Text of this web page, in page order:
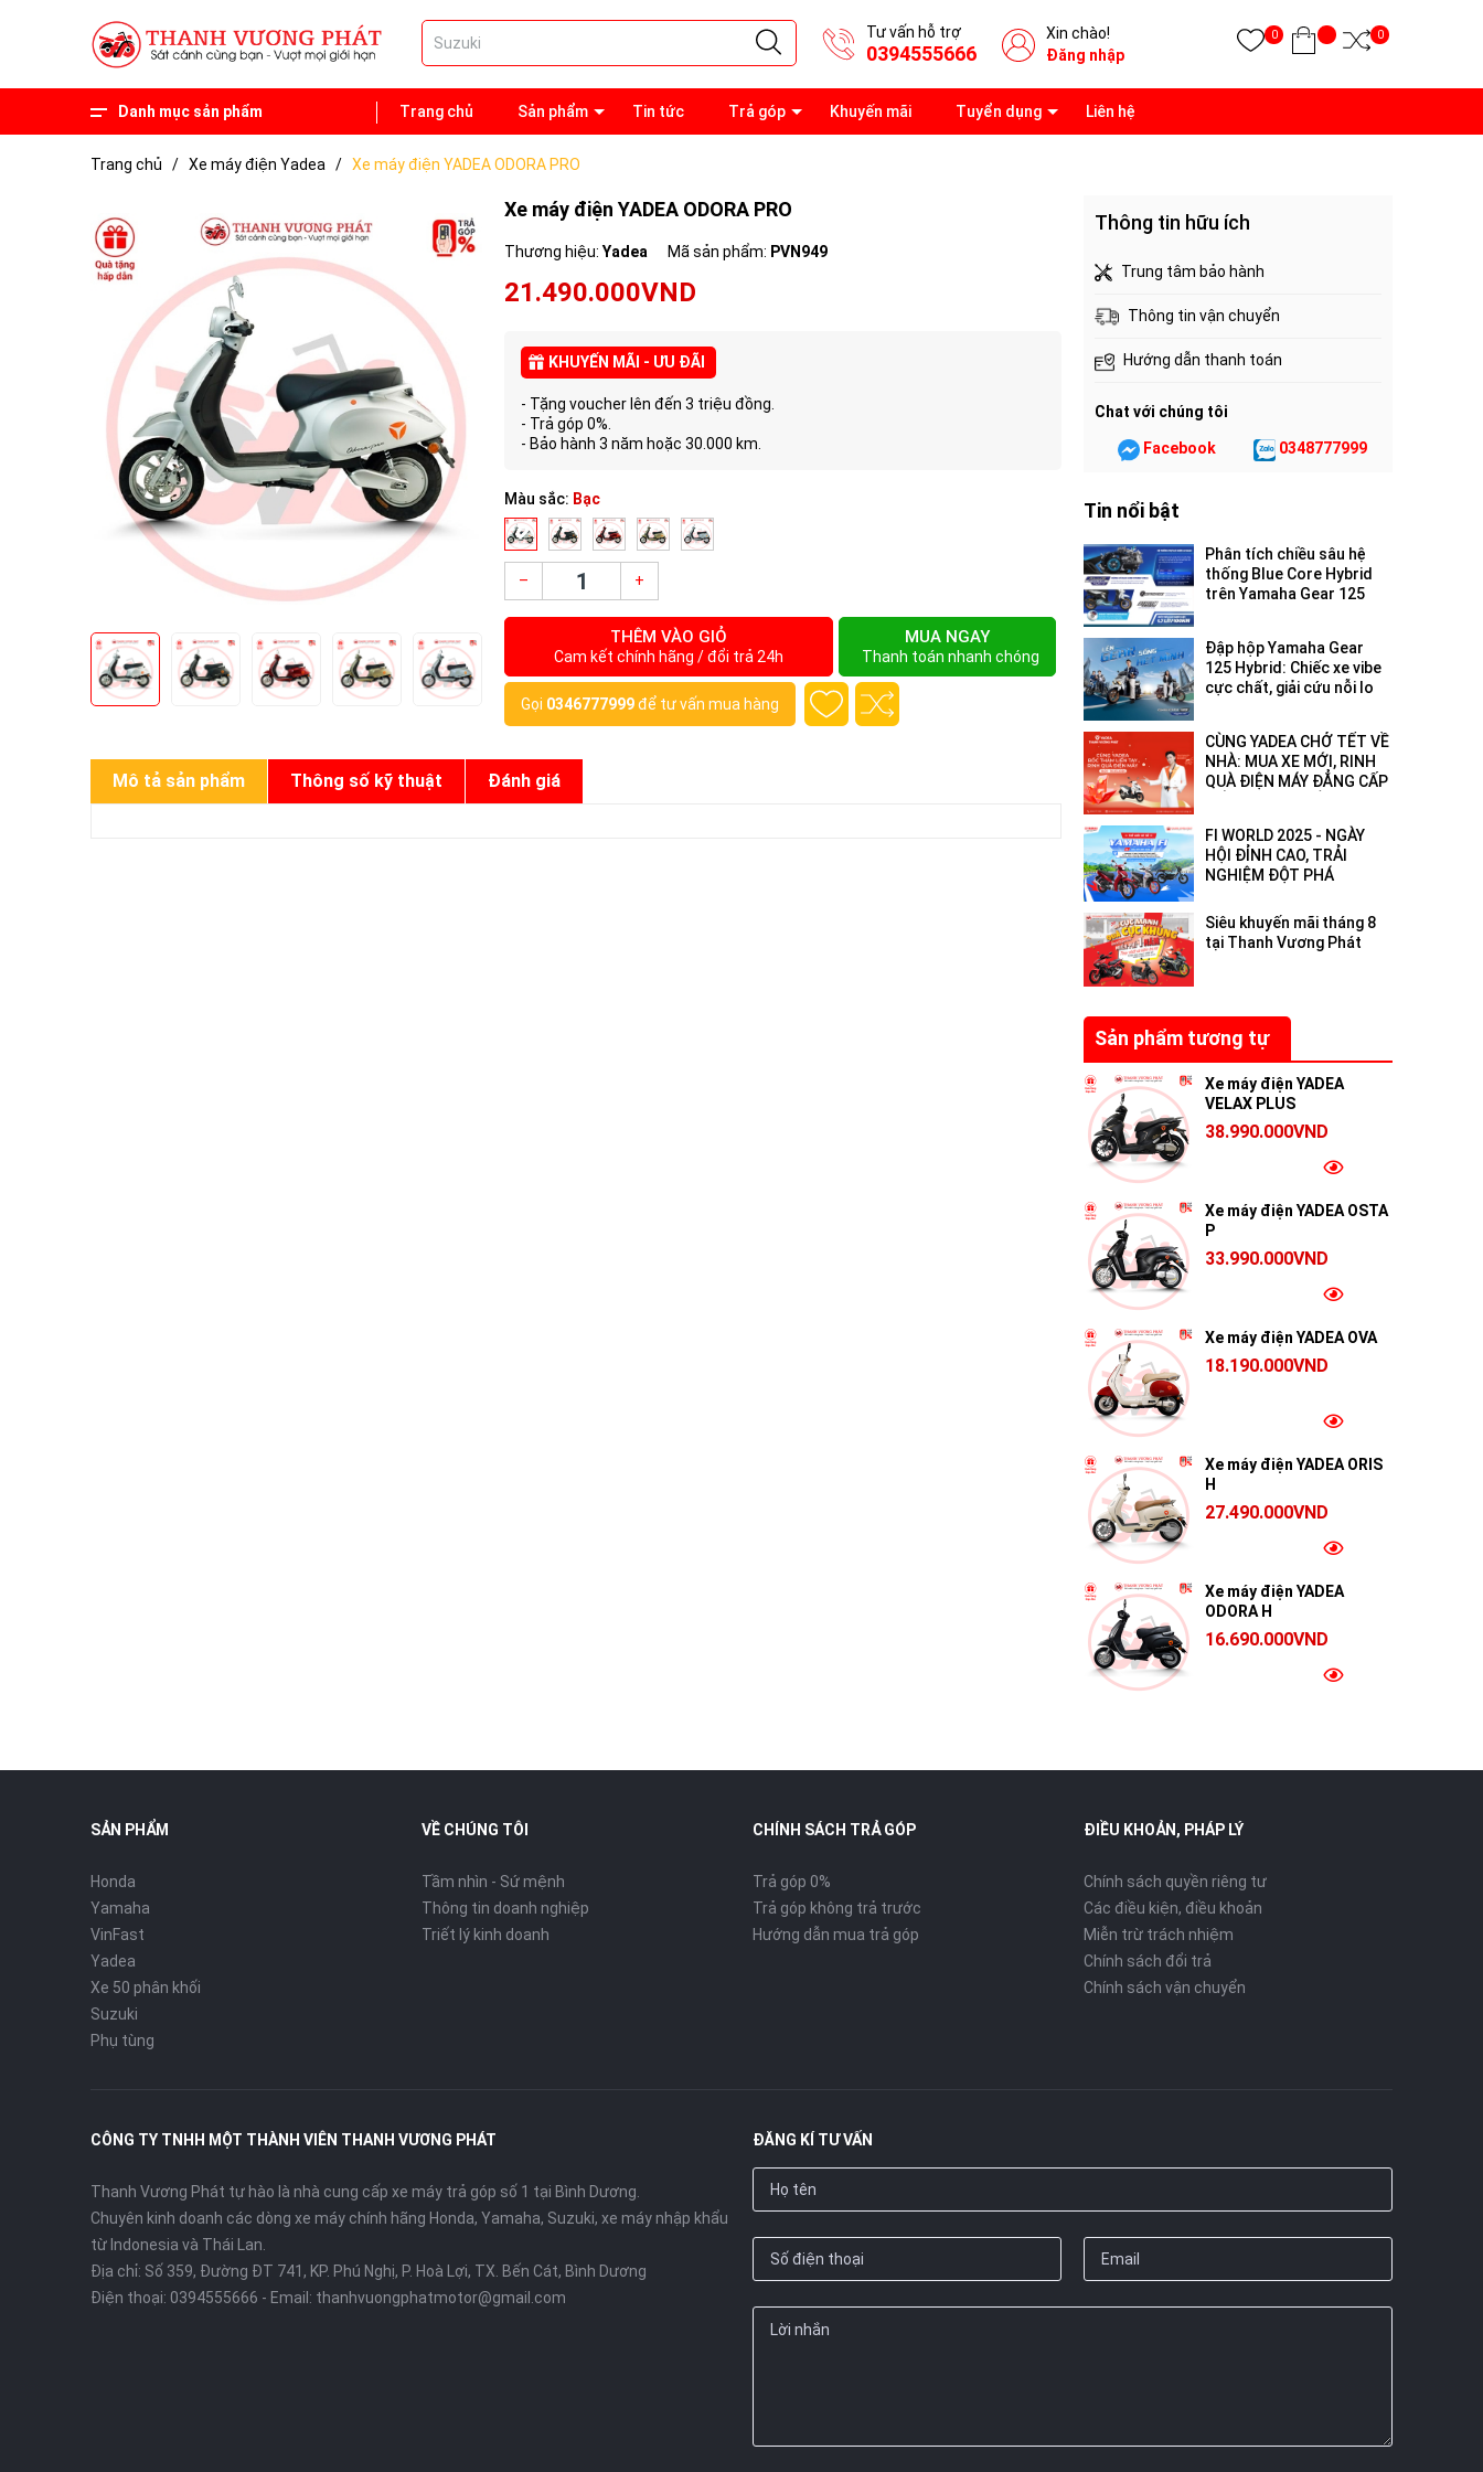
Tư vấn hỗ trợ
0394555666
Xin chào!
Đăng nhập
0 0
Danh mục sản phẩm Trang chủ Sản phẩm Tin tức Trả góp Khuyến mãi Tuyển dụng Liên hệ
Trang chủ / Xe máy điện Yadea / Xe máy điện YADEA ODORA PRO
Xe máy điện YADEA ODORA PRO
Thương hiệu: Yadea Mã sản phẩm: PVN949
21.490.000VND
KHUYẾN MÃI - ƯU ĐÃI
- Tặng voucher lên đến 3 triệu đồng.
- Trả góp 0%.
- Bảo hành 3 năm hoặc 30.000 km.
Màu sắc: Bạc
– +
THÊM VÀO GIỎ
Cam kết chính hãng / đổi trả 24h
MUA NGAY
Thanh toán nhanh chóng
Gọi 0346777999để tư vấn mua hàng
Mô tả sản phẩm Thông số kỹ thuật Đánh giá
Thông tin hữu ích
Trung tâm bảo hành
Thông tin vận chuyển
Hướng dẫn thanh toán
Chat với chúng tôi
Facebook 0348777999
Tin nổi bật
Phân tích chiều sâu hệ
thống Blue Core Hybrid
trên Yamaha Gear 125
Đập hộp Yamaha Gear
125 Hybrid: Chiếc xe vibe
cực chất, giải cứu nỗi lo
CÙNG YADEA CHỞ TẾT VỀ
NHÀ: MUA XE MỚI, RINH
QUÀ ĐIỆN MÁY ĐẲNG CẤP
FI WORLD 2025 - NGÀY
HỘI ĐỈNH CAO, TRẢI
NGHIỆM ĐỘT PHÁ
Siêu khuyến mãi tháng 8
tại Thanh Vương Phát
Sản phẩm tương tự
Xe máy điện YADEA
VELAX PLUS
38.990.000VND
Xe máy điện YADEA OSTA
P
33.990.000VND
Xe máy điện YADEA OVA
18.190.000VND
Xe máy điện YADEA ORIS
H
27.490.000VND
Xe máy điện YADEA
ODORA H
16.690.000VND
SẢN PHẨM
Honda
Yamaha
VinFast
Yadea
Xe 50 phân khối
Suzuki
Phụ tùng
VỀ CHÚNG TÔI
Tầm nhìn - Sứ mệnh
Thông tin doanh nghiệp
Triết lý kinh doanh
CHÍNH SÁCH TRẢ GÓP
Trả góp 0%
Trả góp không trả trước
Hướng dẫn mua trả góp
ĐIỀU KHOẢN, PHÁP LÝ
Chính sách quyền riêng tư
Các điều kiện, điều khoản
Miễn trừ trách nhiệm
Chính sách đổi trả
Chính sách vận chuyển
CÔNG TY TNHH MỘT THÀNH VIÊN THANH VƯƠNG PHÁT
Thanh Vương Phát tự hào là nhà cung cấp xe máy trả góp số 1 tại Bình Dương.
Chuyên kinh doanh các dòng xe máy chính hãng Honda, Yamaha, Suzuki, xe máy nhập khẩu
từ Indonesia và Thái Lan.
Địa chỉ: Số 359, Đường ĐT 741, KP. Phú Nghị, P. Hoà Lợi, TX. Bến Cát, Bình Dương
Điện thoại: 0394555666 - Email: thanhvuongphatmotor@gmail.com
ĐĂNG KÍ TƯ VẤN